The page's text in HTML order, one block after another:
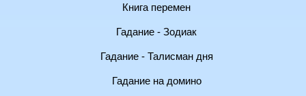
Книга перемен
Гадание - Зодиак
Гадание - Талисман дня
Гадание на домино